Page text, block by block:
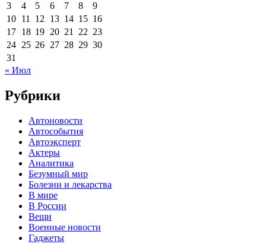
3
4 5 6 7 8
9
10 11 12 13 14 15 16
17 18 19 20 21 22 23
24 25 26 27 28 29 30
31
« Июл
Рубрики
Автоновости
Автособытия
Автоэксперт
Актеры
Аналитика
Безумный мир
Болезни и лекарства
В мире
В России
Вещи
Военные новости
Гаджеты